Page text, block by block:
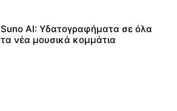
Suno AI: Υδατογραφήματα σε όλα
τα νέα μουσικά κομμάτια